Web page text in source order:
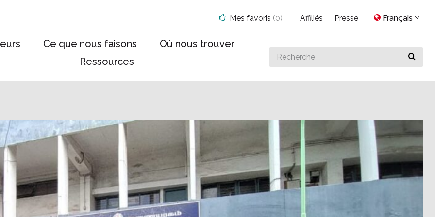
Ce que nous faisons
Où nous trouver
Ressources
Search
for
Mes favoris (0) Affiliés Presse Français